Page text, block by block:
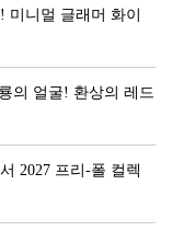
미니멀 글래머 화이
의 얼굴! 환상의 레드
2027 프리-폴 컬렉